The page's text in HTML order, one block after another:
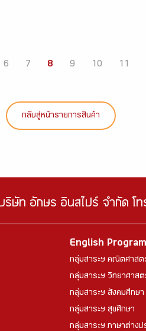
6 7 8 9 10 11
กลับสู่หน้ารายการสินค้า
ริษัท อักษร อินสไปร์ จำกัด โ
English
กลุ่มสาระฯ คณิตศาสต
กลุ่มสาระฯ วิทยาศาสต
กลุ่มสาระฯ สังคมศึกษา
กลุ่มสาระฯ สุขศึกษา
กลุ่มสาระฯ ภาษาต่างป